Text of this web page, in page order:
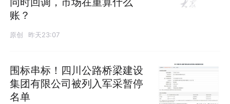
账？
原创 昨天23:07
围标串标！四川公路桥梁建设
集团有限公司被列入军采暂停
名单